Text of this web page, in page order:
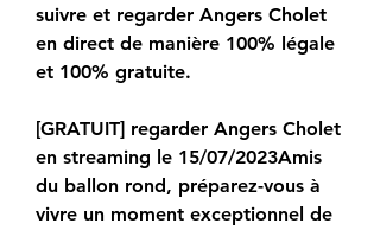
suivre et regarder Angers Cholet
en direct de manière 100% légale
et 100% gratuite.
[GRATUIT] regarder Angers Cholet
en streaming le 15/07/2023Amis
du ballon rond, préparez-vous à
vivre un moment exceptionnel de